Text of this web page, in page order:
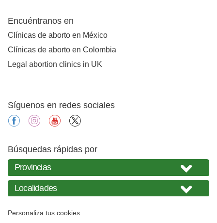
Encuéntranos en
Clínicas de aborto en México
Clínicas de aborto en Colombia
Legal abortion clinics in UK
Síguenos en redes sociales
facebookinstagramyoutube
Búsquedas rápidas por
Personaliza tus cookies